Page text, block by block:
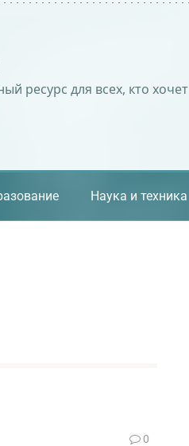
ресурс для всех, кто хочет
Наука и техника
0